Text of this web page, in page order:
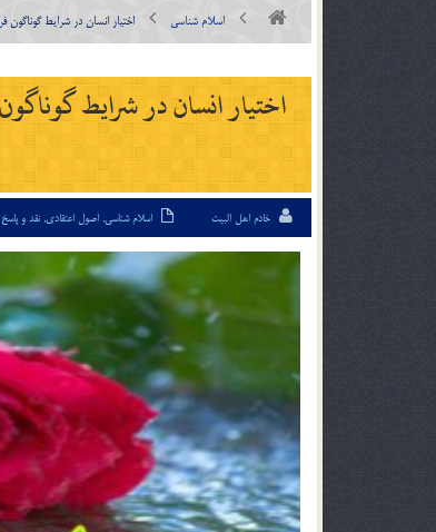
اسلام شناسی اختيار انسان در شرايط
اختيار انسان در شرايط
خادم اهل البیت اسلام شناسی, اصول اعتقادی, نقد و